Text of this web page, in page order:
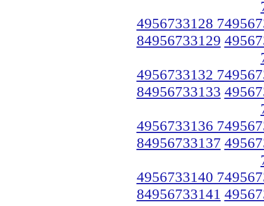
4956733128
84956733129
4956733132
84956733133
4956733136
84956733137
4956733140
84956733141